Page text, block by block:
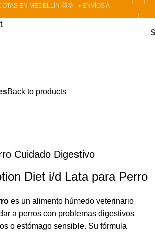
EN MEDELLÍN 🐱🐶
• ENVÍOS A
$
Back to products
Cuidado Digestivo
Diet i/d Lata para Perro
es un alimento húmedo veterinario
a perros con problemas digestivos
o estómago sensible. Su fórmula